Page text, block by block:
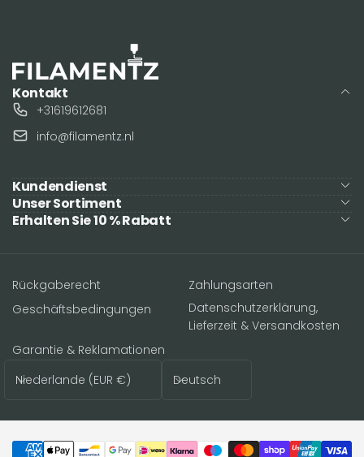
Kontakt
+31619612681
info@filamentz.nl
Kundendienst
Unser Sortiment
Erhalten Sie 10 % Rabatt
Rückgaberecht
Zahlungsarten
Geschäftsbedingungen
Datenschutzerklärung,
Lieferzeit & Versandkosten
Garantie & Reklamationen
Niederlande (EUR €) Deutsch